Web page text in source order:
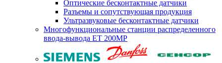
Оптические бесконтактные датчики
Разъемы и сопутствующая продукция
Ультразвуковые бесконтактные датчики
Многофункциональные станции распределенного
ввода-вывода ET 200MP